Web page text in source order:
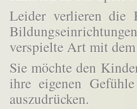
Leider verlieren die
verspielte Art mit
Sie möchte den
ihre eigenen
auszudrücken.